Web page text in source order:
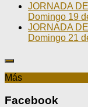
JORNADA
Domingo 19
JORNADA
Domingo 21
Más
Facebook